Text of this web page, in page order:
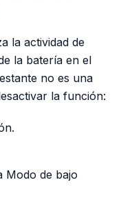
la actividad de
la batería en el
no es una
la función:
Modo de bajo